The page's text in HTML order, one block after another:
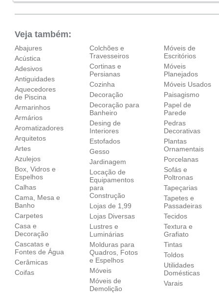
Veja também:
Abajures
Acústica
Adesivos
Antiguidades
Aquecedores
de Piscina
Armarinhos
Armários
Aromatizadores
Arquitetos
Artes
Azulejos
Box, Vidros e
Espelhos
Calhas
Cama, Mesa e
Banho
Carpetes
Casa e
Decoração
Cascatas e
Fontes de Água
Cerâmicas
Coifas
Colchões e
Travesseiros
Cortinas e
Persianas
Cozinha
Decoração
Decoração para
Banheiro
Desing de
Interiores
Estofados
Gesso
Jardinagem
Locação de
Equipamentos
para
Construção
Lojas de 1,99
Lojas Diversas
Lustres e
Luminárias
Molduras para
Quadros, Fotos
e Espelhos
Móveis
Móveis de
Demolição
Móveis de
Escritórios
Móveis
Planejados
Móveis Usados
Paisagismo
Papel de
Parede
Pedras
Decorativas
Plantas
Ornamentais
Porcelanas
Sofás e
Poltronas
Tapeçarias
Tapetes e
Passadeiras
Tecidos
Textura e
Grafiato
Tintas
Toldos
Utilidades
Domésticas
Varais